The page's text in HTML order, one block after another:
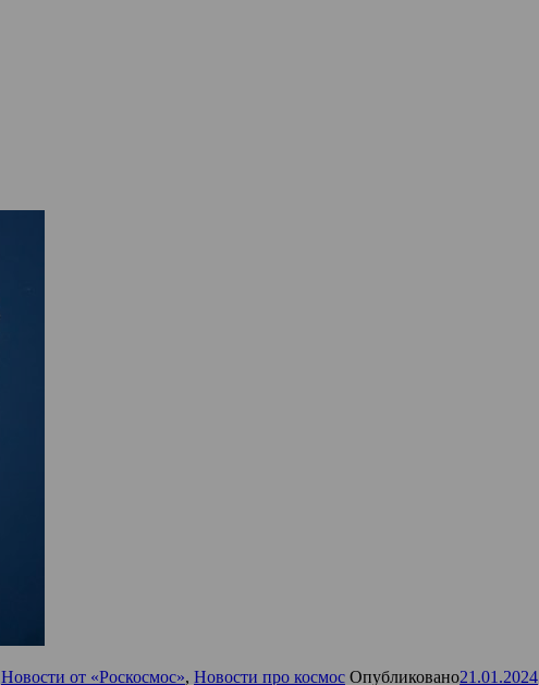
Новости от «Роскосмос», Новости про космос Опубликовано21.01.2024